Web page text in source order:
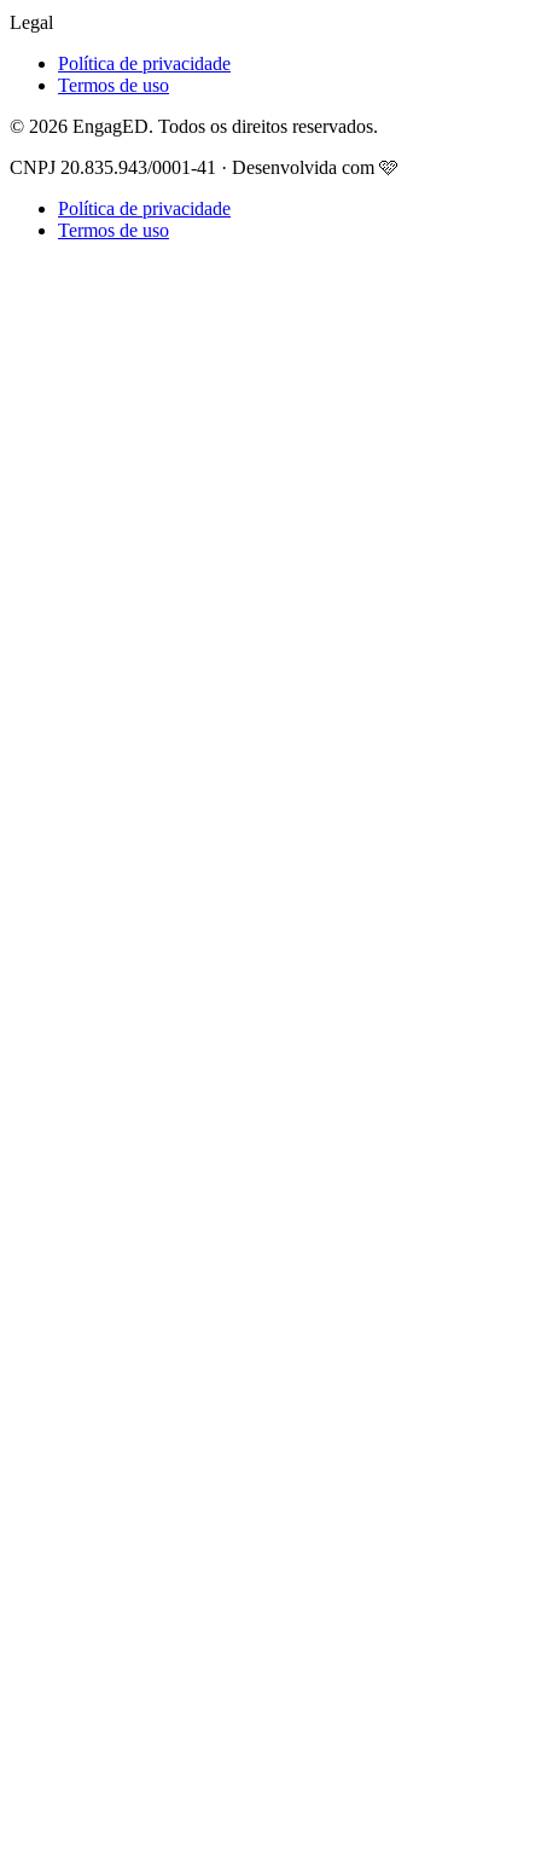
Legal
Política de privacidade
Termos de uso
© 2026 EngagED. Todos os direitos reservados.
CNPJ 20.835.943/0001-41 · Desenvolvida com 🩷
Política de privacidade
Termos de uso